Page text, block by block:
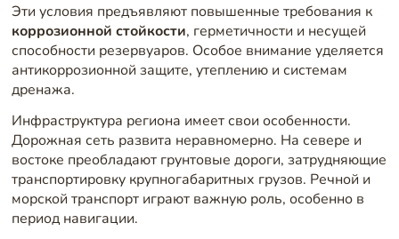
Эти условия предъявляют повышенные требования к
коррозионной стойкости, герметичности и несущей
способности резервуаров. Особое внимание уделяется
антикоррозионной защите, утеплению и системам
дренажа.
Инфраструктура региона имеет свои особенности.
Дорожная сеть развита неравномерно. На севере и
востоке преобладают грунтовые дороги, затрудняющие
транспортировку крупногабаритных грузов. Речной и
морской транспорт играют важную роль, особенно в
период навигации.